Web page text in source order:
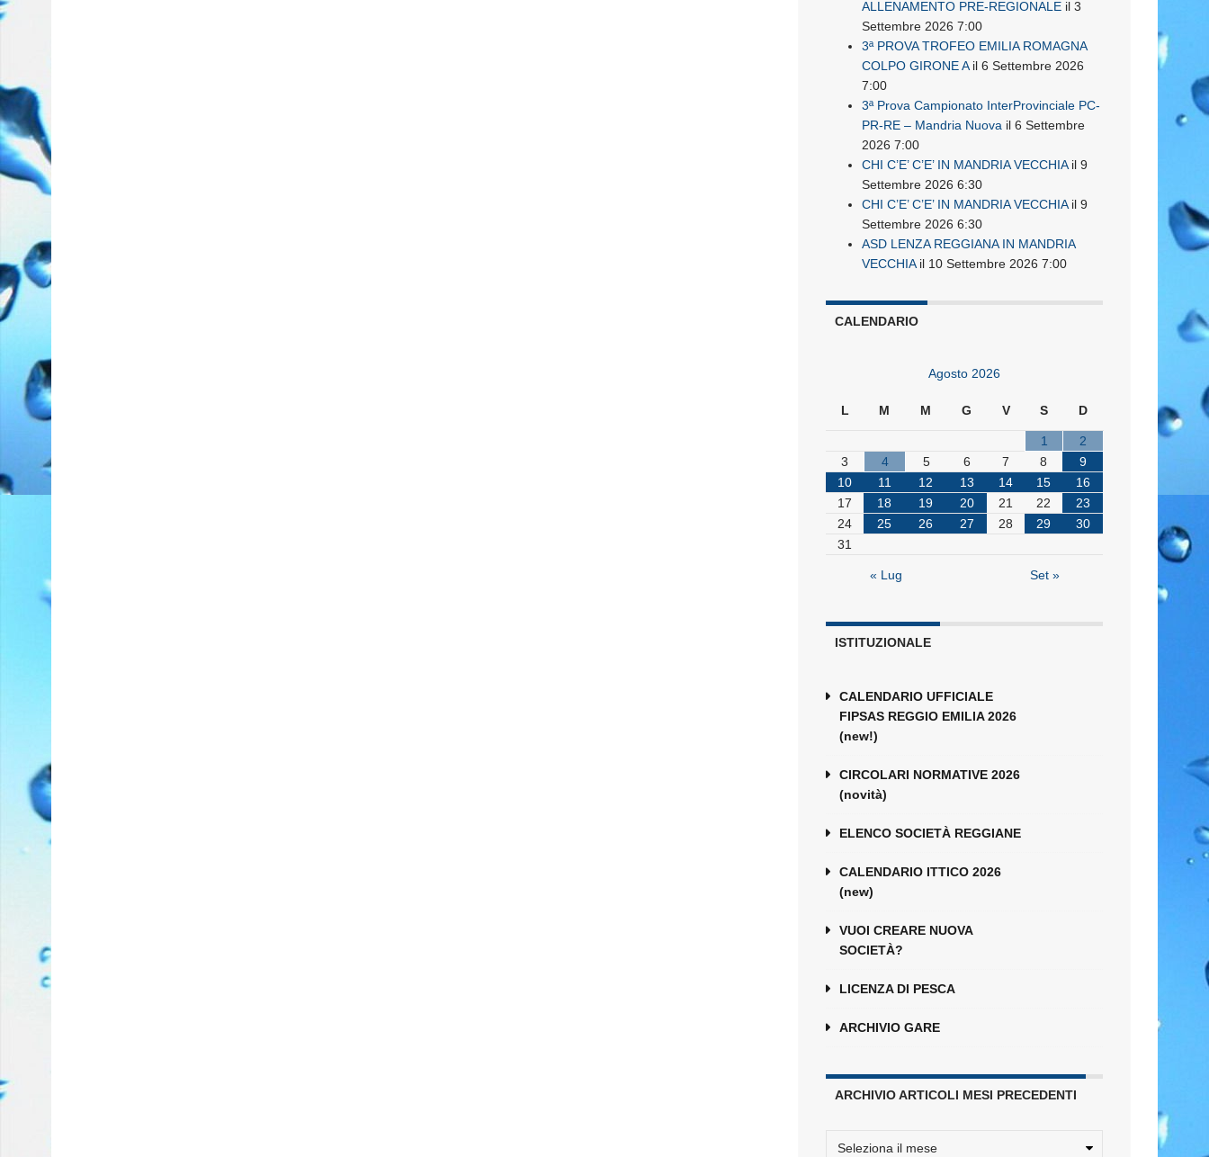
ALLENAMENTO PRE-REGIONALE il 3
Settembre 2026 7:00
3ª PROVA TROFEO EMILIA ROMAGNA
COLPO GIRONE Ail 6 Settembre 2026
7:00
3ª Prova Campionato InterProvinciale PC-
PR-RE – Mandria Nuova il 6 Settembre
2026 7:00
CHI C’E’ C’E’ IN MANDRIA VECCHIAil 9
Settembre 2026 6:30
CHI C’E’ C’E’ IN MANDRIA VECCHIAil 9
Settembre 2026 6:30
ASD LENZA REGGIANA IN MANDRIA
VECCHIAil 10 Settembre 2026 7:00
CALENDARIO
Agosto 2026
L M M G V S D
1
2
3
4 5 6 7 8
9
10
11 12 13 14 15
16
17
18 19 20 21 22
23
24
25 26 27 28 29
30
31
« Lug Set »
ISTITUZIONALE
CALENDARIO UFFICIALE
FIPSAS REGGIO EMILIA 2026
(new!)
CIRCOLARI NORMATIVE 2026
(novità)
ELENCO SOCIETÀ REGGIANE
CALENDARIO ITTICO 2026
(new)
VUOI CREARE NUOVA
SOCIETÀ?
LICENZA DI PESCA
ARCHIVIO GARE
ARCHIVIO ARTICOLI MESI PRECEDENTI